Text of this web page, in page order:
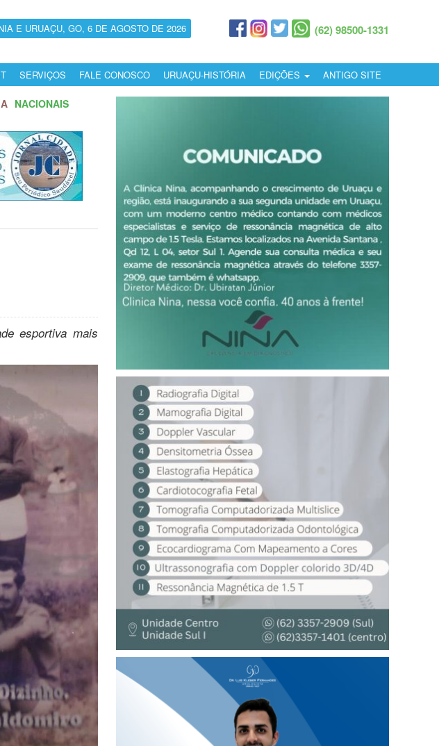
E URUAÇU, GO, 6 DE AGOSTO DE 2026 (62) 98500-1331
SERVIÇOS FALE CONOSCO URUAÇU-HISTÓRIA EDIÇÕES ANTIGO SITE
NACIONAIS
esportiva mais